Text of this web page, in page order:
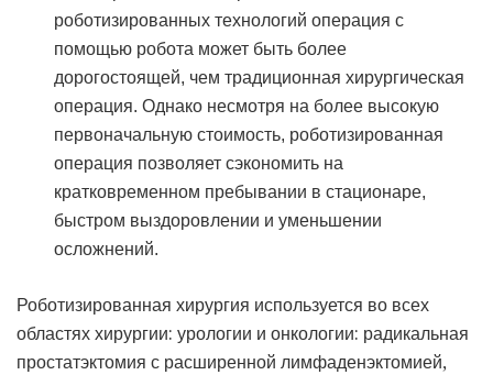
роботизированных технологий операция с
помощью робота может быть более
дорогостоящей, чем традиционная хирургическая
операция. Однако несмотря на более высокую
первоначальную стоимость, роботизированная
операция позволяет сэкономить на
кратковременном пребывании в стационаре,
быстром выздоровлении и уменьшении
осложнений.
Роботизированная хирургия используется во всех
областях хирургии: урологии и онкологии: радикальная
простатэктомия с расширенной лимфаденэктомией,